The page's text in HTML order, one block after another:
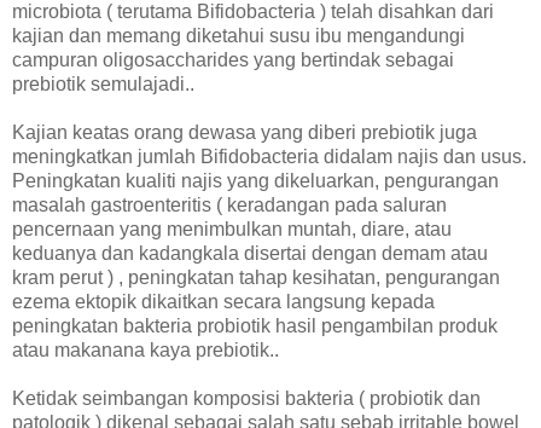
microbiota ( terutama Bifidobacteria ) telah disahkan dari
kajian dan memang diketahui susu ibu mengandungi
campuran oligosaccharides yang bertindak sebagai
prebiotik semulajadi..
Kajian keatas orang dewasa yang diberi prebiotik juga
meningkatkan jumlah Bifidobacteria didalam najis dan usus.
Peningkatan kualiti najis yang dikeluarkan, pengurangan
masalah gastroenteritis ( keradangan pada saluran
pencernaan yang menimbulkan muntah, diare, atau
keduanya dan kadangkala disertai dengan demam atau
kram perut ) , peningkatan tahap kesihatan, pengurangan
ezema ektopik dikaitkan secara langsung kepada
peningkatan bakteria probiotik hasil pengambilan produk
atau makanana kaya prebiotik..
Ketidak seimbangan komposisi bakteria ( probiotik dan
patologik ) dikenal sebagai salah satu sebab irritable bowel